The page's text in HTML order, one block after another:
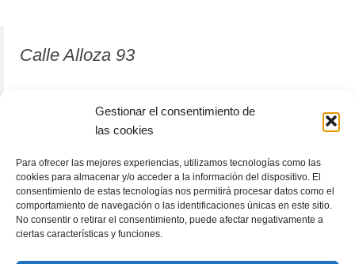
Gestionar el consentimiento de
las cookies
Para ofrecer las mejores experiencias, utilizamos tecnologías como las
cookies para almacenar y/o acceder a la información del dispositivo. El
consentimiento de estas tecnologías nos permitirá procesar datos como el
comportamiento de navegación o las identificaciones únicas en este sitio.
No consentir o retirar el consentimiento, puede afectar negativamente a
ciertas características y funciones.
Calle Alloza 93
12001 Castellón de la Plana
964 81 37 63